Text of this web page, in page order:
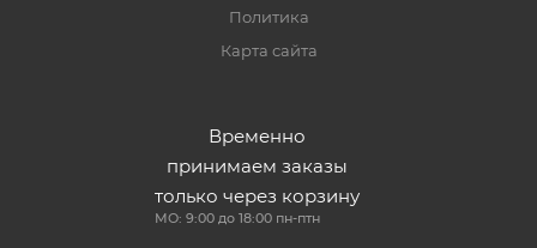
Политика
Карта сайта
Временно
принимаем заказы
только через корзину
МО: 9:00 до 18:00 пн-птн